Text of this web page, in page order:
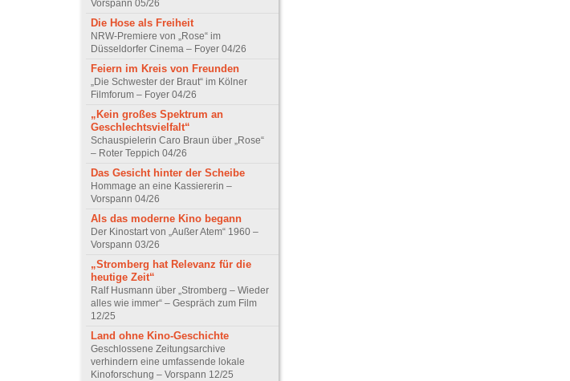
Vorspann 05/26
Die Hose als Freiheit
NRW-Premiere von „Rose“ im
Düsseldorfer Cinema – Foyer 04/26
Feiern im Kreis von Freunden
„Die Schwester der Braut“ im Kölner
Filmforum – Foyer 04/26
„Kein großes Spektrum an
Geschlechtsvielfalt“
Schauspielerin Caro Braun über „Rose“
– Roter Teppich 04/26
Das Gesicht hinter der Scheibe
Hommage an eine Kassiererin –
Vorspann 04/26
Als das moderne Kino begann
Der Kinostart von „Außer Atem“ 1960 –
Vorspann 03/26
„Stromberg hat Relevanz für die
heutige Zeit“
Ralf Husmann über „Stromberg – Wieder
alles wie immer“ – Gespräch zum Film
12/25
Land ohne Kino-Geschichte
Geschlossene Zeitungsarchive
verhindern eine umfassende lokale
Kinoforschung – Vorspann 12/25